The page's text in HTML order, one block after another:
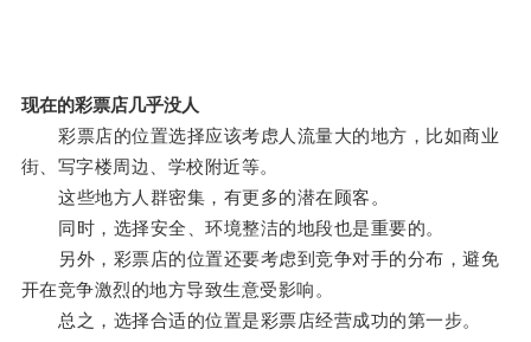
现在的彩票店几乎没人
彩票店的位置选择应该考虑人流量大的地方，比如商业
街、写字楼周边、学校附近等。
这些地方人群密集，有更多的潜在顾客。
同时，选择安全、环境整洁的地段也是重要的。
另外，彩票店的位置还要考虑到竞争对手的分布，避免
开在竞争激烈的地方导致生意受影响。
总之，选择合适的位置是彩票店经营成功的第一步。